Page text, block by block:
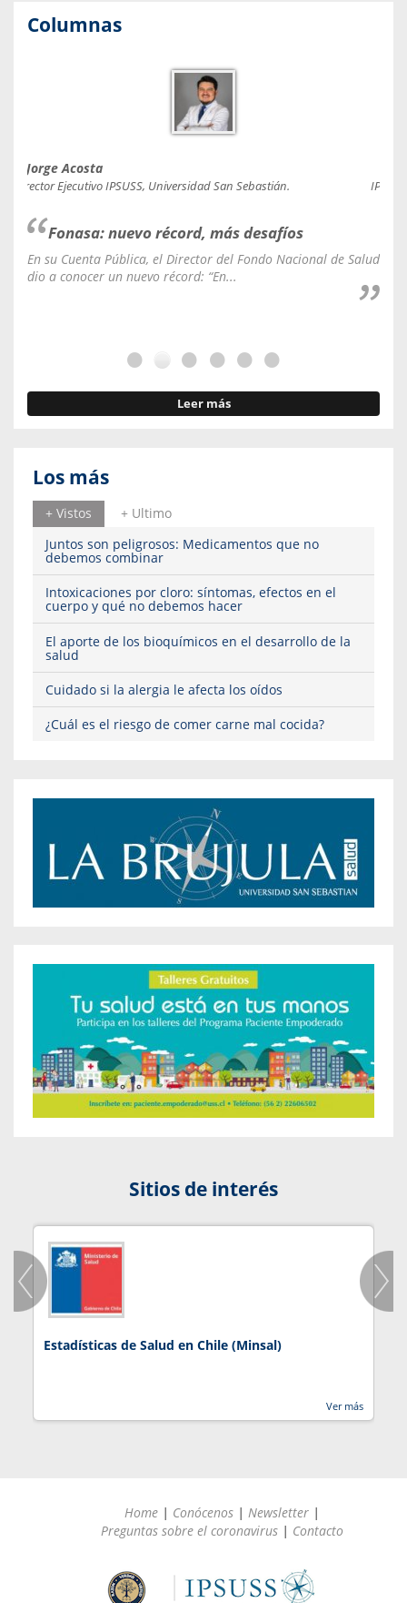
Columnas
Jorge Acosta
Director Ejecutivo IPSUSS, Universidad San Sebastián.
Fonasa: nuevo récord, más desafíos
En su Cuenta Pública, el Director del Fondo Nacional de Salud
dio a conocer un nuevo récord: “En...
Leer más
Los más
+ Vistos
+ Ultimo
Juntos son peligrosos: Medicamentos que no
debemos combinar
Intoxicaciones por cloro: síntomas, efectos en el
cuerpo y qué no debemos hacer
El aporte de los bioquímicos en el desarrollo de la
salud
Cuidado si la alergia le afecta los oídos
¿Cuál es el riesgo de comer carne mal cocida?
Sitios de interés
Estadísticas de Salud en Chile (Minsal)
Ver más
Home | Conócenos | Newsletter |
Preguntas sobre el coronavirus | Contacto